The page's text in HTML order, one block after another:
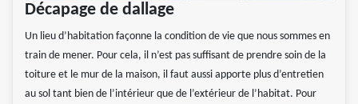
Décapage de dallage
Un lieu d’habitation façonne la condition de vie que nous sommes en
train de mener. Pour cela, il n’est pas suffisant de prendre soin de la
toiture et le mur de la maison, il faut aussi apporte plus d’entretien
au sol tant bien de l’intérieur que de l’extérieur de l’habitat. Pour